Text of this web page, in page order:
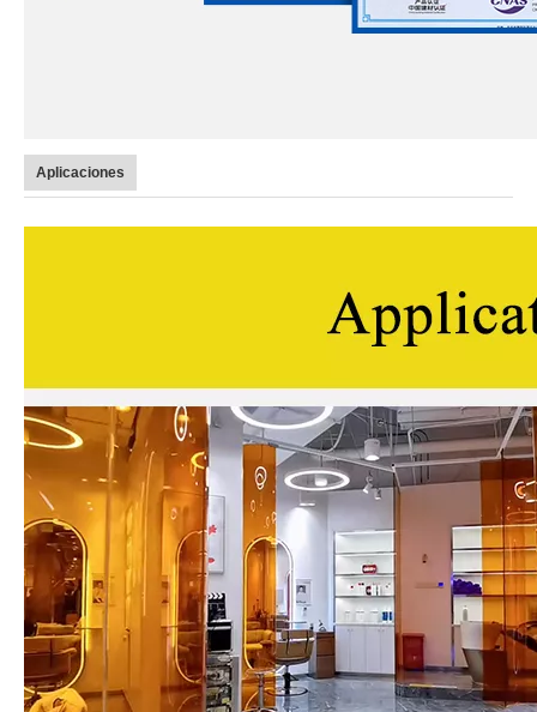
Aplicaciones